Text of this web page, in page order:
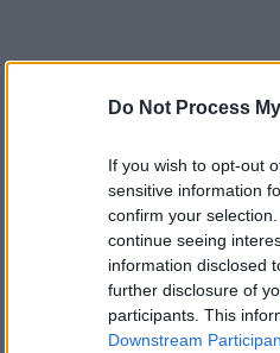
Do Not Process
If you wish to opt-out
sensitive information
confirm your
continue seeing
information disclosed
further disclosure of
participants. This
Downstream